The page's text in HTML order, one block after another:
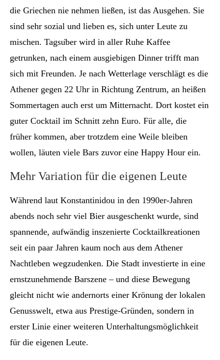
die Griechen nie nehmen ließen, ist das Ausgehen. Sie
sind sehr sozial und lieben es, sich unter Leute zu
mischen. Tagsüber wird in aller Ruhe Kaffee
getrunken, nach einem ausgiebigen Dinner trifft man
sich mit Freunden. Je nach Wetterlage verschlägt es die
Athener gegen 22 Uhr in Richtung Zentrum, an heißen
Sommertagen auch erst um Mitternacht. Dort kostet ein
guter Cocktail im Schnitt zehn Euro. Für alle, die
früher kommen, aber trotzdem eine Weile bleiben
wollen, läuten viele Bars zuvor eine Happy Hour ein.
Mehr Variation für die eigenen Leute
Während laut Konstantinidou in den 1990er-Jahren
abends noch sehr viel Bier ausgeschenkt wurde, sind
spannende, aufwändig inszenierte Cocktailkreationen
seit ein paar Jahren kaum noch aus dem Athener
Nachtleben wegzudenken. Die Stadt investierte in eine
ernstzunehmende Barszene – und diese Bewegung
gleicht nicht wie andernorts einer Krönung der lokalen
Genusswelt, etwa aus Prestige-Gründen, sondern in
erster Linie einer weiteren Unterhaltungsmöglichkeit
für die eigenen Leute.